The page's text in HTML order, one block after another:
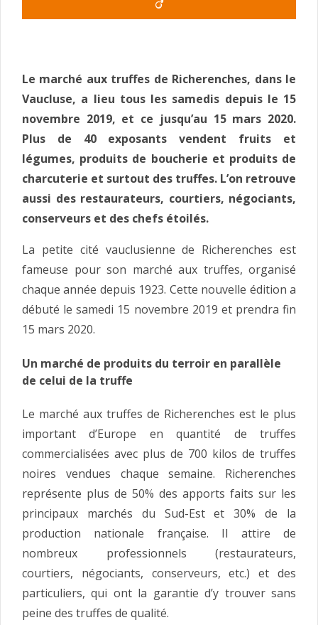
Le marché aux truffes de Richerenches, dans le
Vaucluse, a lieu tous les samedis depuis le 15
novembre 2019, et ce jusqu’au 15 mars 2020.
Plus de 40 exposants vendent fruits et
légumes, produits de boucherie et produits de
charcuterie et surtout des truffes. L’on retrouve
aussi des restaurateurs, courtiers, négociants,
conserveurs et des chefs étoilés.
La petite cité vauclusienne de Richerenches est
fameuse pour son marché aux truffes, organisé
chaque année depuis 1923. Cette nouvelle édition a
débuté le samedi 15 novembre 2019 et prendra fin
15 mars 2020.
Un marché de produits du terroir en parallèle
de celui de la truffe
Le marché aux truffes de Richerenches est le plus
important d’Europe en quantité de truffes
commercialisées avec plus de 700 kilos de truffes
noires vendues chaque semaine. Richerenches
représente plus de 50% des apports faits sur les
principaux marchés du Sud-Est et 30% de la
production nationale française. Il attire de
nombreux professionnels (restaurateurs,
courtiers, négociants, conserveurs, etc.) et des
particuliers, qui ont la garantie d’y trouver sans
peine des truffes de qualité.